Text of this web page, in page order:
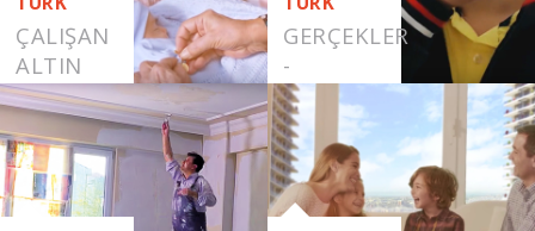
ÇALIŞAN
ALTIN
GERÇEKLER
-
RAMAZAN